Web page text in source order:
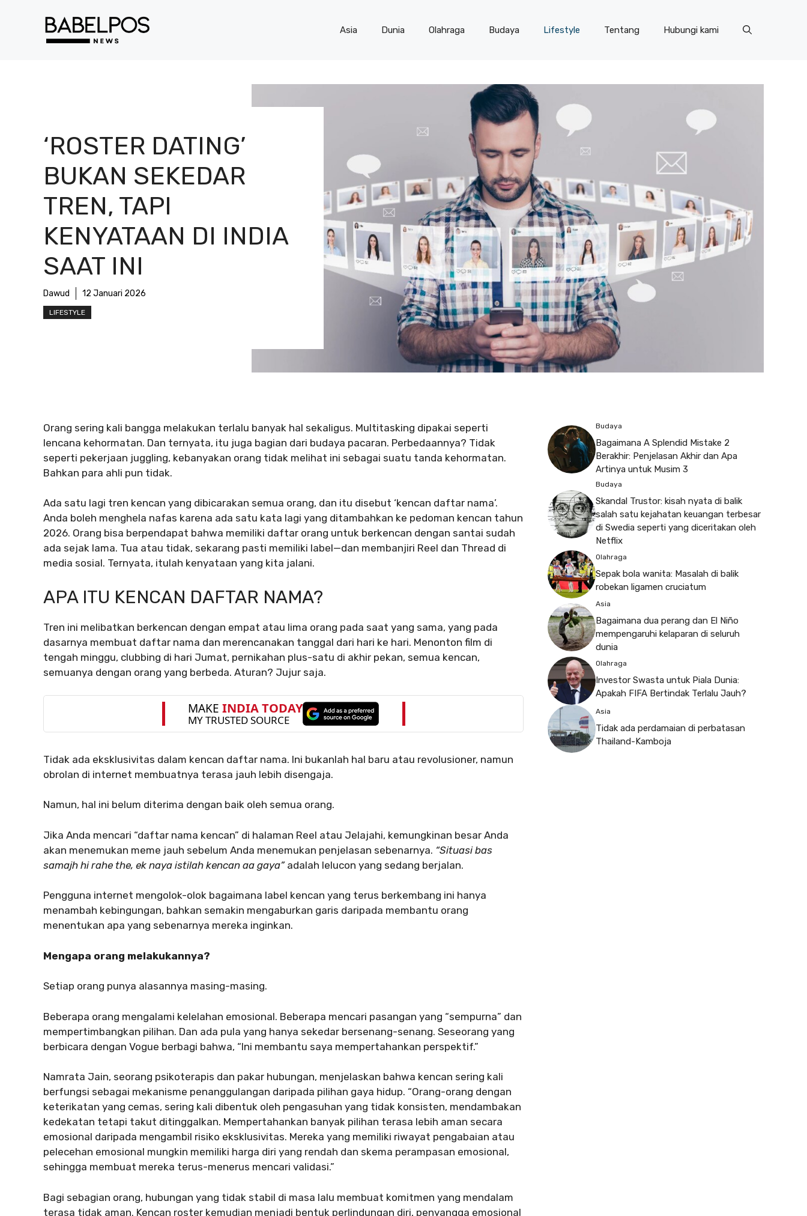
Asia Dunia Olahraga Budaya Lifestyle Tentang Hubungi kami
‘ROSTER DATING’
BUKAN SEKEDAR
TREN, TAPI
KENYATAAN DI INDIA
SAAT INI
Dawud 12 Januari 2026
LIFESTYLE
Orang sering kali bangga melakukan terlalu banyak hal sekaligus. Multitasking dipakai seperti
lencana kehormatan. Dan ternyata, itu juga bagian dari budaya pacaran. Perbedaannya? Tidak
seperti pekerjaan juggling, kebanyakan orang tidak melihat ini sebagai suatu tanda kehormatan.
Bahkan para ahli pun tidak.
Ada satu lagi tren kencan yang dibicarakan semua orang, dan itu disebut ‘kencan daftar nama’.
Anda boleh menghela nafas karena ada satu kata lagi yang ditambahkan ke pedoman kencan tahun
2026. Orang bisa berpendapat bahwa memiliki daftar orang untuk berkencan dengan santai sudah
ada sejak lama. Tua atau tidak, sekarang pasti memiliki label—dan membanjiri Reel dan Thread di
media sosial. Ternyata, itulah kenyataan yang kita jalani.
APA ITU KENCAN DAFTAR NAMA?
Tren ini melibatkan berkencan dengan empat atau lima orang pada saat yang sama, yang pada
dasarnya membuat daftar nama dan merencanakan tanggal dari hari ke hari. Menonton film di
tengah minggu, clubbing di hari Jumat, pernikahan plus-satu di akhir pekan, semua kencan,
semuanya dengan orang yang berbeda. Aturan? Jujur saja.
Tidak ada eksklusivitas dalam kencan daftar nama. Ini bukanlah hal baru atau revolusioner, namun
obrolan di internet membuatnya terasa jauh lebih disengaja.
Namun, hal ini belum diterima dengan baik oleh semua orang.
Jika Anda mencari “daftar nama kencan” di halaman Reel atau Jelajahi, kemungkinan besar Anda
akan menemukan meme jauh sebelum Anda menemukan penjelasan sebenarnya. “Situasi bas
samajh hi rahe the, ek naya istilah kencan aa gaya” adalah lelucon yang sedang berjalan.
Pengguna internet mengolok-olok bagaimana label kencan yang terus berkembang ini hanya
menambah kebingungan, bahkan semakin mengaburkan garis daripada membantu orang
menentukan apa yang sebenarnya mereka inginkan.
Mengapa orang melakukannya?
Setiap orang punya alasannya masing-masing.
Beberapa orang mengalami kelelahan emosional. Beberapa mencari pasangan yang “sempurna” dan
mempertimbangkan pilihan. Dan ada pula yang hanya sekedar bersenang-senang. Seseorang yang
berbicara dengan Vogue berbagi bahwa, “Ini membantu saya mempertahankan perspektif.”
Namrata Jain, seorang psikoterapis dan pakar hubungan, menjelaskan bahwa kencan sering kali
berfungsi sebagai mekanisme penanggulangan daripada pilihan gaya hidup. “Orang-orang dengan
keterikatan yang cemas, sering kali dibentuk oleh pengasuhan yang tidak konsisten, mendambakan
kedekatan tetapi takut ditinggalkan. Mempertahankan banyak pilihan terasa lebih aman secara
emosional daripada mengambil risiko eksklusivitas. Mereka yang memiliki riwayat pengabaian atau
pelecehan emosional mungkin memiliki harga diri yang rendah dan skema perampasan emosional,
sehingga membuat mereka terus-menerus mencari validasi.”
Bagi sebagian orang, hubungan yang tidak stabil di masa lalu membuat komitmen yang mendalam
terasa tidak aman. Kencan roster kemudian menjadi bentuk perlindungan diri, penyangga emosional
Budaya
Bagaimana A Splendid Mistake 2
Berakhir: Penjelasan Akhir dan Apa
Artinya untuk Musim 3
Budaya
Skandal Trustor: kisah nyata di balik
salah satu kejahatan keuangan terbesar
di Swedia seperti yang diceritakan oleh
Netflix
Olahraga
Sepak bola wanita: Masalah di balik
robekan ligamen cruciatum
Asia
Bagaimana dua perang dan El Niño
mempengaruhi kelaparan di seluruh
dunia
Olahraga
Investor Swasta untuk Piala Dunia:
Apakah FIFA Bertindak Terlalu Jauh?
Asia
Tidak ada perdamaian di perbatasan
Thailand-Kamboja